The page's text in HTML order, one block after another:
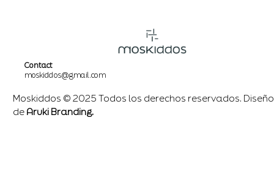
Contact
moskiddos@gmail.com
Moskiddos © 2025 Todos los derechos reservados. Diseño
de Aruki Branding.